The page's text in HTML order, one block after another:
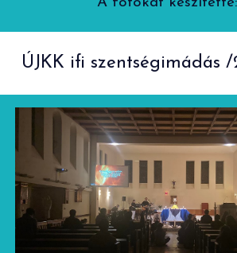
ÚJKK ifi szentségimádás/